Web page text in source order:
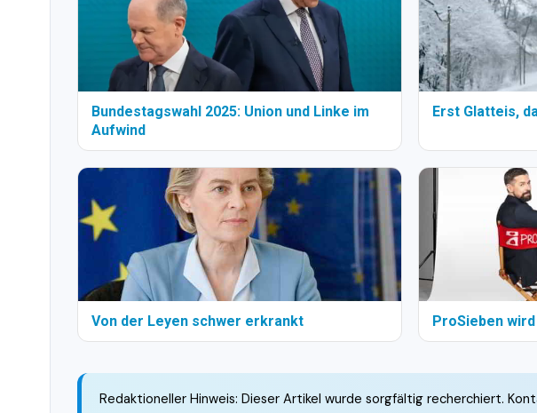
Bundestagswahl 2025: Union und Linke im
Aufwind
Erst Glatteis,
Von der Leyen schwer erkrankt ProSieben
Redaktioneller Hinweis: Dieser Artikel wurde sorgfältig recherchiert.